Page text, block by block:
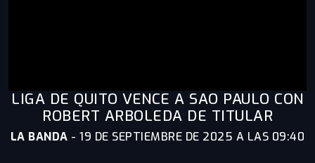
LIGA DE QUITO VENCE A SAO PAULO CON
ROBERT ARBOLEDA DE TITULAR
LA BANDA -19 DE SEPTIEMBRE DE 2025 A LAS 09:40